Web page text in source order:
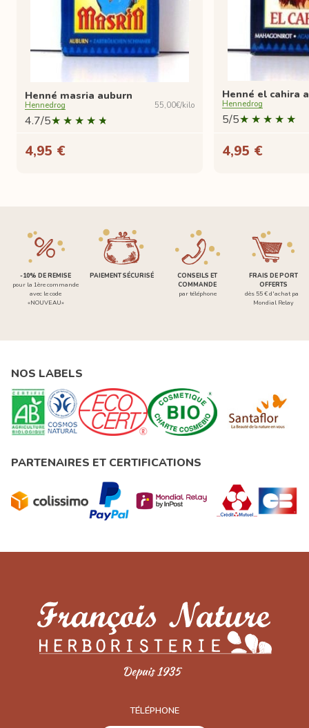
Henné masria auburn
Hennedrog 55,00€/kilo
4.7/5
4,95 €
Henné el cahira
Hennedrog
5/5
4,95 €
-10% DE REMISE
pour la 1ère commande
avec le code
«NOUVEAU»
PAIEMENT SÉCURISÉ
CONSEILS ET
COMMANDE
par téléphone
FRAIS DE PORT
OFFERTS
dès 55 € d'achat par
Mondial Relay
NOS LABELS
PARTENAIRES ET CERTIFICATIONS
TÉLÉPHONE